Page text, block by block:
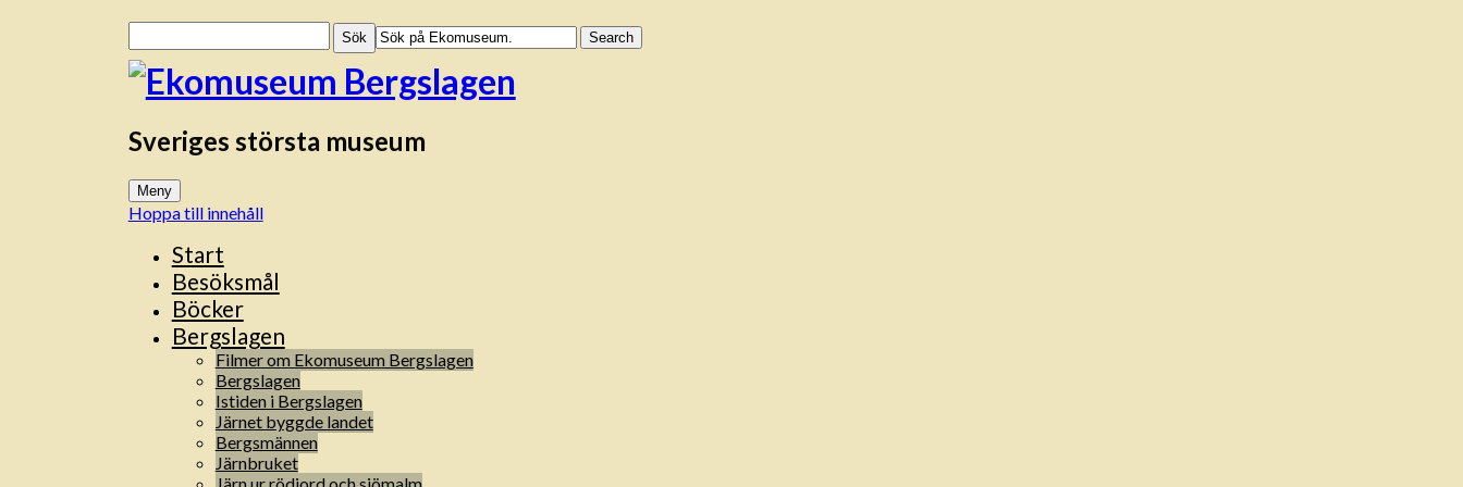
efter:
Sveriges största museum
Meny
Hoppa till innehåll
Start
Besöksmål
Böcker
Bergslagen
Filmer om Ekomuseum Bergslagen
Bergslagen
Istiden i Bergslagen
Järnet byggde landet
Bergsmännen
Järnbruket